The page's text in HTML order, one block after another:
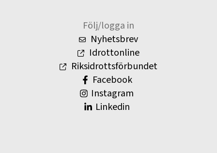
Följ/logga in
Nyhetsbrev
Idrottonline
Riksidrottsförbundet
Facebook
Instagram
Linkedin